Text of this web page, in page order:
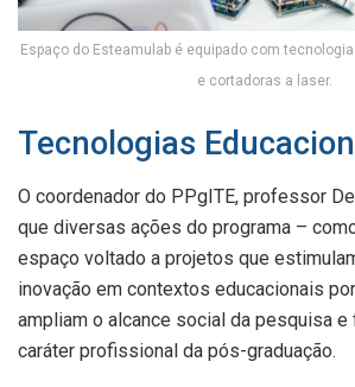
Espaço do Esteamulab é equipado com
e cortadoras a laser.
Tecnologias
O coordenador do PPgITE, professor
que diversas ações do programa –
espaço voltado a projetos que
inovação em contextos educacionais
ampliam o alcance social da pesquisa e
caráter profissional da pós-graduação.